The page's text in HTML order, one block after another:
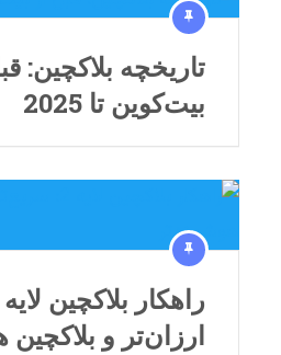
تاریخچه بلاکچین:
بیت‌کوین تا 2025
ارزان‌تر و بلاکچین